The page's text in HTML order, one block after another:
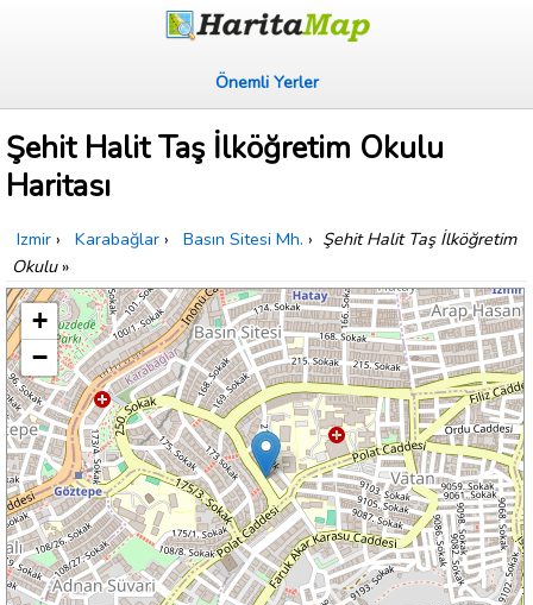
Önemli Yerler
Şehit Halit Taş İlköğretim Okulu
Haritası
Izmir › Karabağlar › Basın Sitesi Mh. › Şehit Halit Taş İlköğretim
Okulu»
+
−